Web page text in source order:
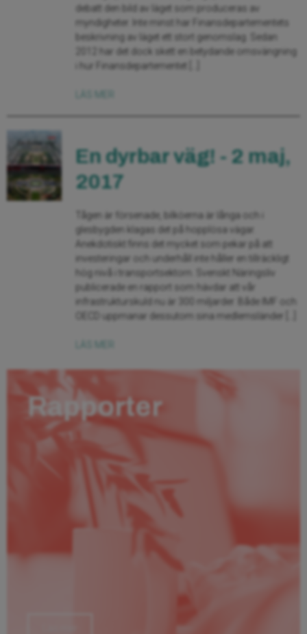
debatt den bild av läget som produceras av
myndigheter. Inte minst har Finansdepartementets
beskrivning av läget ett stort genomslag. Sedan
2012 har det dock skett en betydande omsvängning
i hur Finansdepartementet […]
En dyrbar väg! - 2 maj,
2017
Tågen är försenade, bilköerna är långa och i
glesbygden klagas det på hopplösa vägar.
Anekdotiskt finns det mycket som pekar på att
investeringar och underhåll inte håller en tillräckligt
hög nivå i transportsektorn. Svenskt Näringsliv
publicerade en rapport som hävdar att vår
infrastrukturskuld nu är 300 miljarder. Både IMF och
OECD uppmanar dessutom sina medlemsländer […]
Rapporter